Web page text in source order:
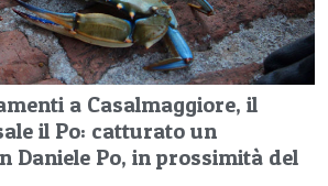
a Casalmaggiore, il
il Po: catturato un
Daniele Po, in prossimità del